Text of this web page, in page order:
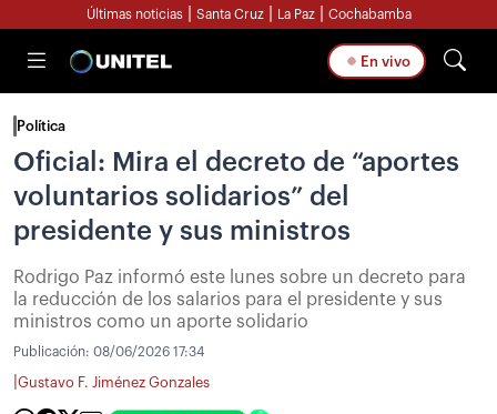
Últimas noticias Santa Cruz La Paz Cochabamba
En vivo
Política
Oficial: Mira el decreto de “aportes
voluntarios solidarios” del
presidente y sus ministros
Rodrigo Paz informó este lunes sobre un decreto para
la reducción de los salarios para el presidente y sus
ministros como un aporte solidario
Publicación: 08/06/2026 17:34
Gustavo F. Jiménez Gonzales